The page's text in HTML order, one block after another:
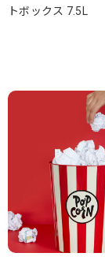
トボックス 7.5L